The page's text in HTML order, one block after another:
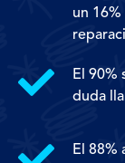
un
El 90%
duda
El 88%